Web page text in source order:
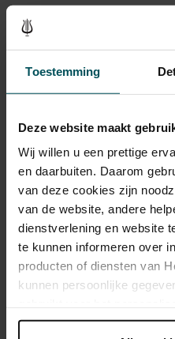
Toestemming
Deze website maakt
Wij willen u een prettige
en daarbuiten. Daarom
van deze cookies zijn
van de website, andere
dienstverlening en website
te kunnen informeren over
producten of diensten van
kunnen persoonlijke
onder 'aanpassen' zelf
In The
Visitors are not allowed to make
turned off in the concert halls.
packages, umbrellas and similar
Programme changes
Changes made to a programme
to a refund. The concert
changes to a minimum. The
available on our website and in
Radio and television
Every effort is made to keep